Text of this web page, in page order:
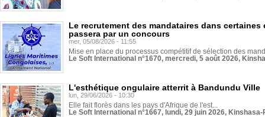
Le recrutement des mandataires dans
passera par un concours
mer, 05/08/2026 - 11:55
Mise en place du processus compétitif de sélection des
Le Soft International n°1670, mercredi, 5 août 2026,
L'esthétique ongulaire atterrit à Bandundu Ville
lun, 29/06/2026 - 10:30
Elle fait florès dans les pays d'Afrique de l'est...
Le Soft International n°1667, lundi, 29 juin 2026,